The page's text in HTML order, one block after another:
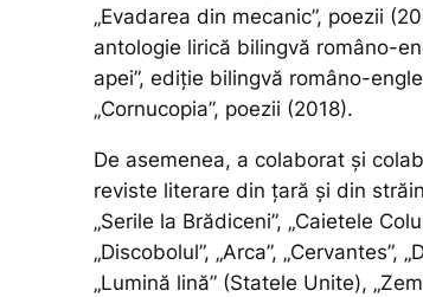
„Evadarea din mecanic”, poezii
antologie lirică bilingvă româno-
apei”, ediție bilingvă româno-
„Cornucopia”, poezii (2018).
De asemenea, a colaborat și
reviste literare din țară și din
„Serile la Brădiceni”, „Caietele
„Discobolul”, „Arca”, „Cervantes”,
„Lumină lină” (Statele Unite),